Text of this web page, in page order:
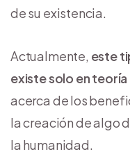
de su existencia.
Actualmente, este
existe solo en teoría
acerca de los
la creación de algo
la humanidad.